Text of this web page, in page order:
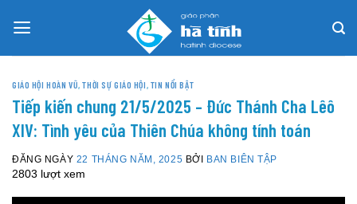
GIÁO HỘI HOÀN VŨ,THỜI SỰ GIÁO HỘI, TIN NỔI BẬT
Tiếp kiến chung 21/5/2025 – Đức Thánh Cha Lêô
XIV: Tình yêu của Thiên Chúa không tính toán
ĐĂNG NGÀY 22 THÁNG NĂM, 2025 BỞI BAN BIÊN TẬP
2803 lượt xem